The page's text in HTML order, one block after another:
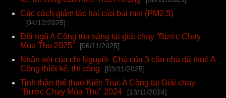
Các cách giảm tác hại của bụi mịn (PM2.5)
[04/12/2025]
Đội ngũ A Cộng tỏa sáng tại giải chạy “Bước Chạy
Mùa Thu 2025”
[06/11/2025]
Nhận xét của chị Nguyệt- Chủ của 3 căn nhà đã thuê A
Cộng thiết kế, thi công
[03/11/2025]
Tinh thần thể thao Kiến Trúc A Cộng tại Giải chạy
"Bước Chạy Mùa Thu" 2024
[13/11/2024]